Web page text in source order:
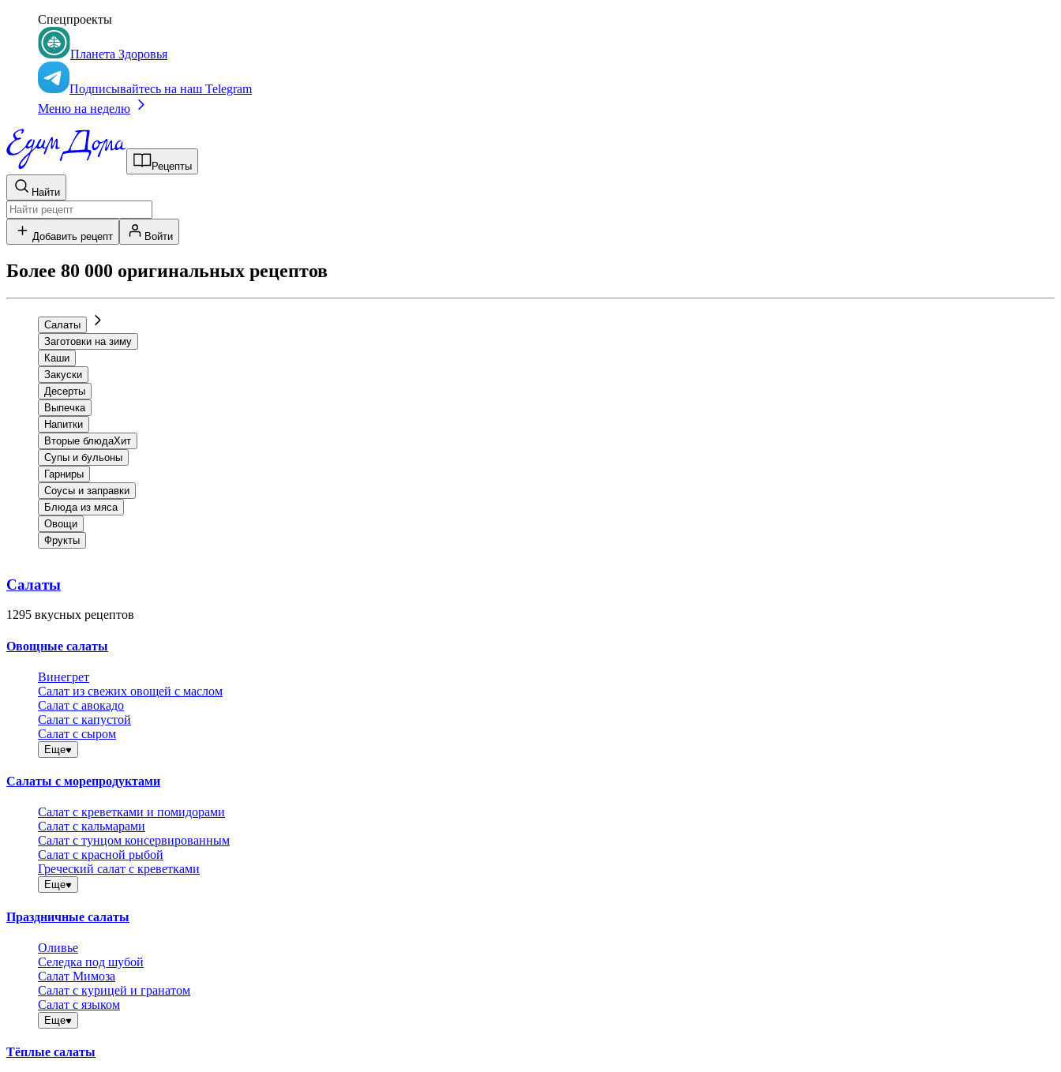
Спецпроекты
Планета Здоровья
Подписывайтесь на наш Telegram
Меню на неделю
Рецепты
Найти
Добавить рецепт Войти
Более 80 000 оригинальных рецептов
Салаты
Заготовки на зиму
Каши
Закуски
Десерты
Выпечка
Напитки
Вторые блюдаХит
Супы и бульоны
Гарниры
Соусы и заправки
Блюда из мяса
Овощи
Фрукты
Салаты
1295 вкусных рецептов
Овощные салаты
Винегрет
Салат из свежих овощей с маслом
Салат с авокадо
Салат с капустой
Салат с сыром
Еще
Салаты с морепродуктами
Салат с креветками и помидорами
Салат с кальмарами
Салат с тунцом консервированным
Салат с красной рыбой
Греческий салат с креветками
Еще
Праздничные салаты
Оливье
Селедка под шубой
Салат Мимоза
Салат с курицей и гранатом
Салат с языком
Еще
Тёплые салаты